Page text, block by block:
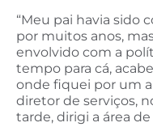
“Meu pai havia sido
por muitos anos,
envolvido com a
tempo para cá,
onde fiquei por um
diretor de serviços,
tarde, dirigi a área